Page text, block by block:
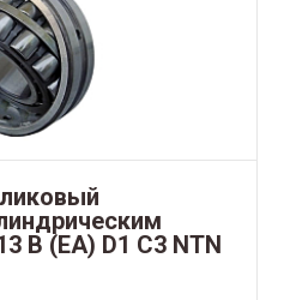
B (EA) D1 C3 NTN